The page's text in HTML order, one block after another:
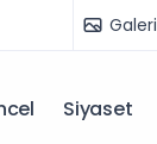
Galeri
Siyaset